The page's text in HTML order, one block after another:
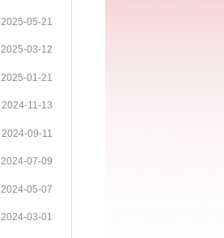
2025-05-21
2025-03-12
2025-01-21
2024-11-13
2024-09-11
2024-07-09
2024-05-07
2024-03-01